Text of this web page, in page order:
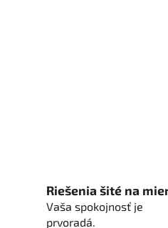
Riešenia šité na
Vaša spokojnosť je
prvoradá.